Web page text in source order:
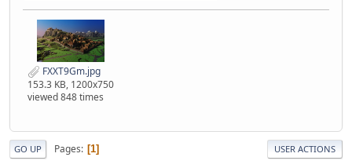
FXXT9Gm.jpg
153.3 KB, 1200x750
viewed 848 times
GO UP Pages 1 USER ACTIONS